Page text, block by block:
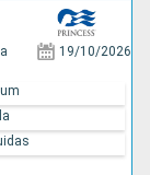
19/10/2026